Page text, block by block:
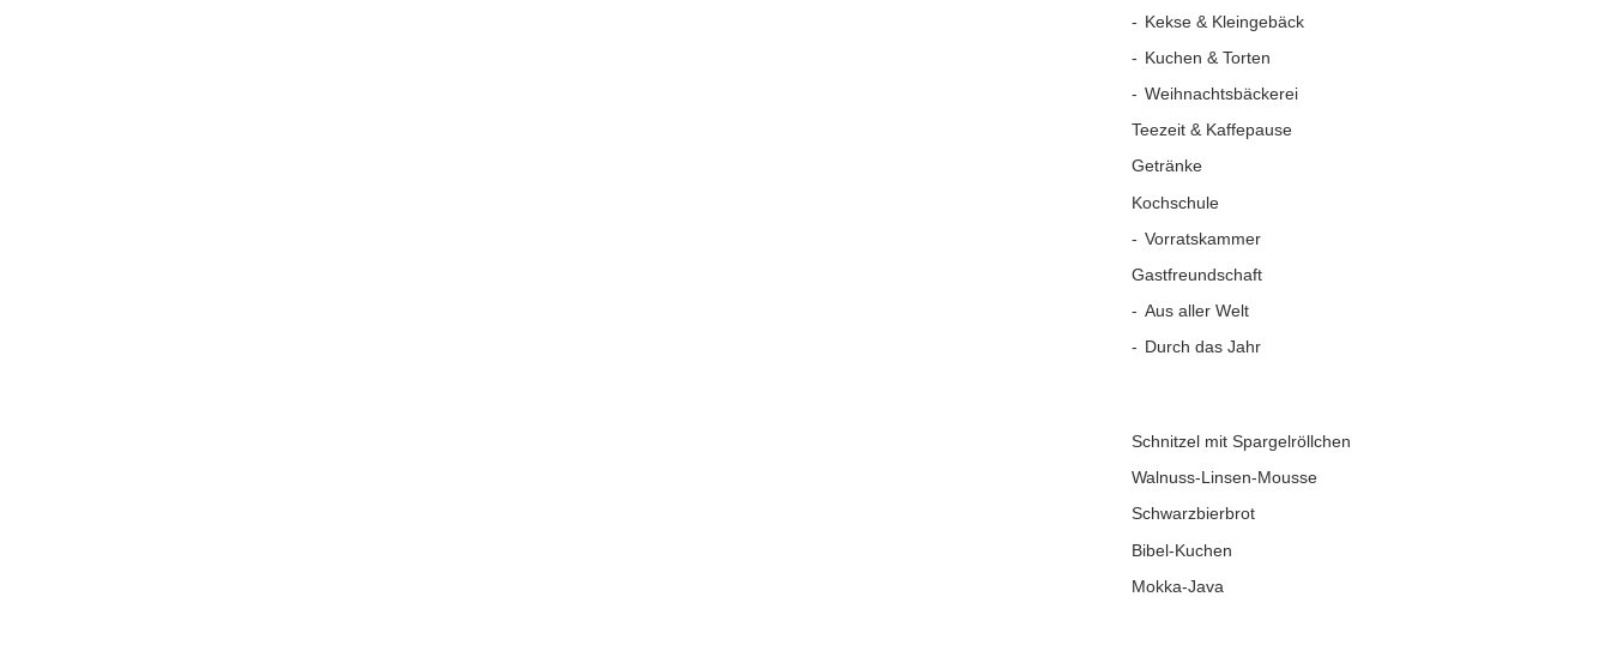
Kekse & Kleingebäck
Kuchen & Torten
Weihnachtsbäckerei
Teezeit & Kaffepause
Getränke
Kochschule
Vorratskammer
Gastfreundschaft
Aus aller Welt
Durch das Jahr
Schnitzel mit Spargelröllchen
Walnuss-Linsen-Mousse
Schwarzbierbrot
Bibel-Kuchen
Mokka-Java